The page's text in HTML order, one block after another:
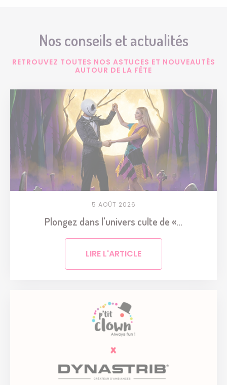
Nos conseils et actualités
RETROUVEZ TOUTES NOS ASTUCES ET NOUVEAUTÉS
AUTOUR DE LA FÊTE
5 AOÛT 2026
Plongez dans l'univers culte de «...
LIRE L'ARTICLE